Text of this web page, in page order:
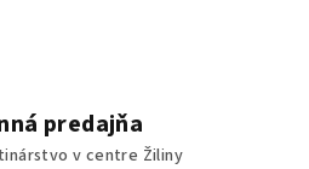
predajňa
v centre Žiliny